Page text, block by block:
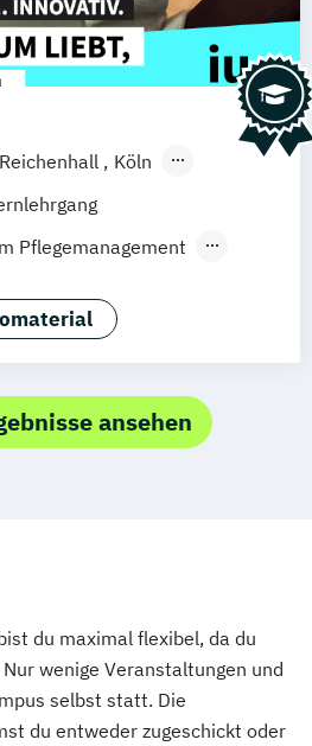
Köln
Kiel
Bielefeld Deggendorf
Oberhausen
Neu-Ulm
Freising
Klagenfurt Magdeburg
Würzburg Chemnitz
Pflegemanagement
Pflegepädagogik
Heilpädagogik
ansehen
du maximal flexibel, da du
wenige Veranstaltungen und
selbst statt. Die
du entweder zugeschickt oder